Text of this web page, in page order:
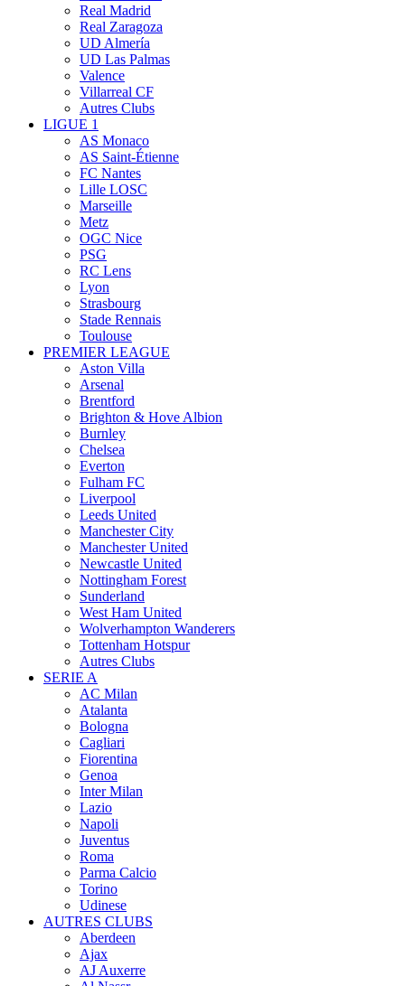
Real Madrid
Real Zaragoza
UD Almería
UD Las Palmas
Valence
Villarreal CF
Autres Clubs
LIGUE 1
AS Monaco
AS Saint-Étienne
FC Nantes
Lille LOSC
Marseille
Metz
OGC Nice
PSG
RC Lens
Lyon
Strasbourg
Stade Rennais
Toulouse
PREMIER LEAGUE
Aston Villa
Arsenal
Brentford
Brighton & Hove Albion
Burnley
Chelsea
Everton
Fulham FC
Liverpool
Leeds United
Manchester City
Manchester United
Newcastle United
Nottingham Forest
Sunderland
West Ham United
Wolverhampton Wanderers
Tottenham Hotspur
Autres Clubs
SERIE A
AC Milan
Atalanta
Bologna
Cagliari
Fiorentina
Genoa
Inter Milan
Lazio
Napoli
Juventus
Roma
Parma Calcio
Torino
Udinese
AUTRES CLUBS
Aberdeen
Ajax
AJ Auxerre